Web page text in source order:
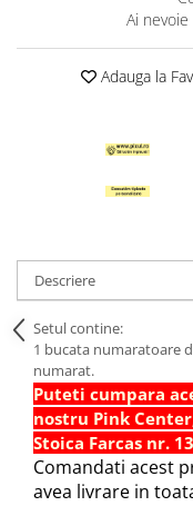
Hartie Quilling
Hartie glasata si
Articole copii si cadouri
Penar 1 fermoar cu
Ghiozdane
Pensule
Plastilina / Lut
Pixuri pentru copii
Pic si corectoare
Rollere scolare
Stilouri scolare
Ai
Adauga la
Descriere
Setul contine:
1 bucata numaratoare
numarat.
Puteti cumpara
nostru Pink
Stoica Farcas nr.
Comandati acest
avea livrare in